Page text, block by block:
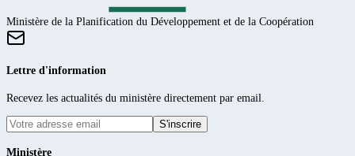
Ministère de la Planification du Développement et de la Coopération
Lettre d'information
Recevez les actualités du ministère directement par email.
S'inscrire
Ministère